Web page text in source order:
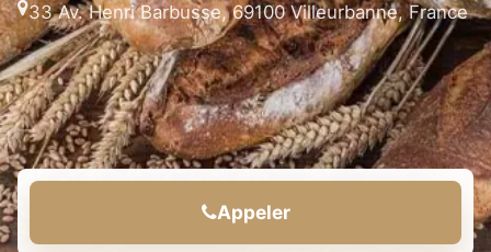
33 Av. Henri Barbusse, 69100 Villeurbanne, France
Appeler